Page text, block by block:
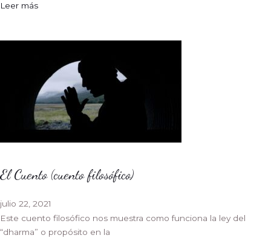
Leer más
El Cuento (cuento filosófico)
julio 22, 2021
Este cuento filosófico nos muestra como funciona la ley del
“dharma” o propósito en la